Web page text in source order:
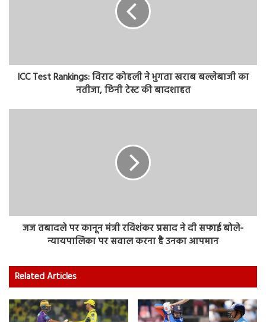
ICC Test Rankings: विराट कोहली ने भुगता खराब बल्लेबाजी का
नतीजा, छिनी टेस्ट की बादशाहत
जज तबादले पर कानून मंत्री रविशंकर प्रसाद ने दी सफाई बोले-
न्यायपालिका पर सवाल करना है उनका आपमान
Related Articles